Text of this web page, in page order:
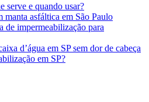
serve e quando usar?
manta asfáltica em São Paulo
de impermeabilização para
d’água em SP sem dor de cabeça
em SP?